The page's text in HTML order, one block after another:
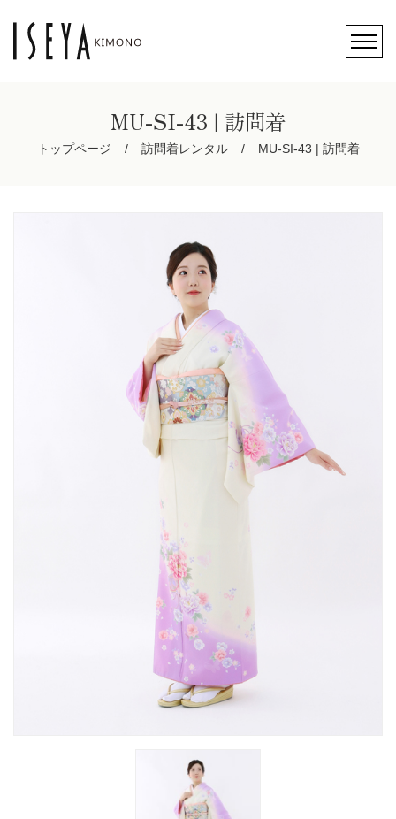
MU-SI-43 | 訪問着
トップページ 訪問着レンタル MU-SI-43 | 訪問着